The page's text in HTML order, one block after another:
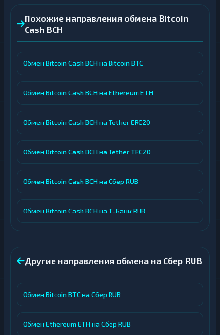
Похожие направления обмена Bitcoin
Cash BCH
Обмен Bitcoin Cash BCH на Bitcoin BTC
Обмен Bitcoin Cash BCH на Ethereum ETH
Обмен Bitcoin Cash BCH на Tether ERC20
Обмен Bitcoin Cash BCH на Tether TRC20
Обмен Bitcoin Cash BCH на Сбер RUB
Обмен Bitcoin Cash BCH на Т-Банк RUB
Другие направления обмена на Сбер RUB
Обмен Bitcoin BTC на Сбер RUB
Обмен Ethereum ETH на Сбер RUB